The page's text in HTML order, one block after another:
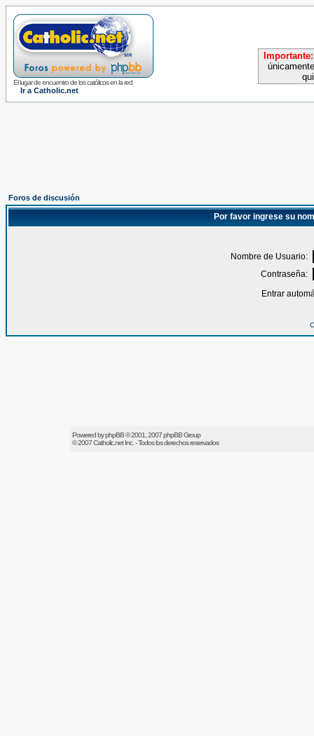
El lugar de encuentro de los católicos en la red
Ir a Catholic.net
Importante:
Foros de discusión
Por favor ingrese su
Nombre de Usuario:
Contraseña:
Entrar
Powered byphpBB© 2001, 2007 phpBB Group
© 2007Catholic.netInc. - Todos los derechos reservados